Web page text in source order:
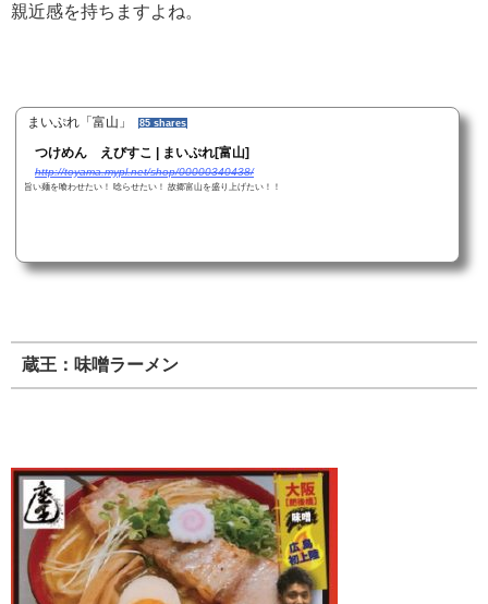
親近感を持ちますよね。
まいぷれ「富山」 85 shares
つけめん えびすこ | まいぷれ[富山]
http://toyama.mypl.net/shop/00000340438/
旨い麺を喰わせたい！ 唸らせたい！ 故郷富山を盛り上げたい！！
蔵王：味噌ラーメン